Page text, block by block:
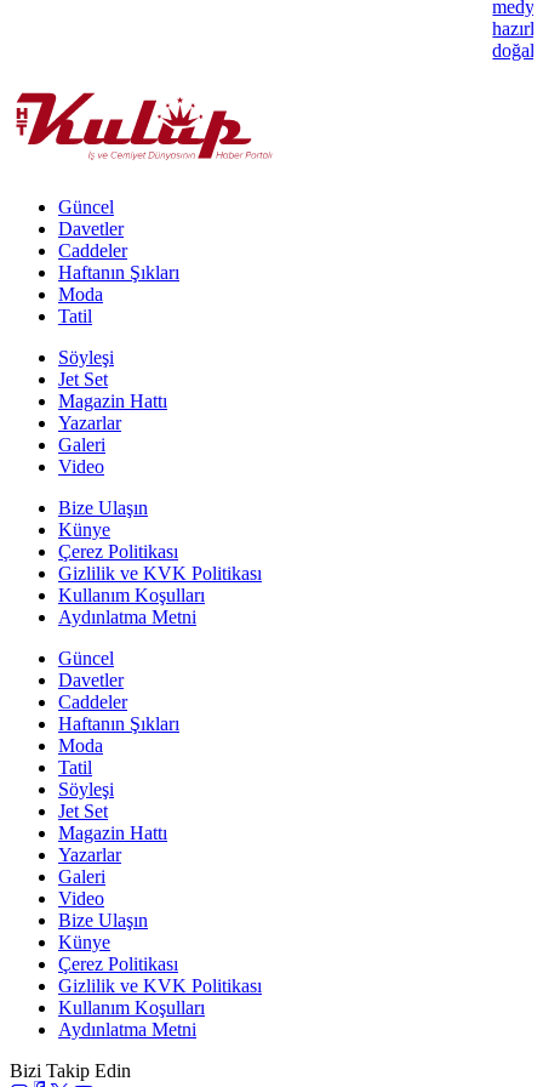
doğal
Güncel
Davetler
Caddeler
Haftanın Şıkları
Moda
Tatil
Söyleşi
Jet Set
Magazin Hattı
Yazarlar
Galeri
Video
Bize Ulaşın
Künye
Çerez Politikası
Gizlilik ve KVK Politikası
Kullanım Koşulları
Aydınlatma Metni
Güncel
Davetler
Caddeler
Haftanın Şıkları
Moda
Tatil
Söyleşi
Jet Set
Magazin Hattı
Yazarlar
Galeri
Video
Bize Ulaşın
Künye
Çerez Politikası
Gizlilik ve KVK Politikası
Kullanım Koşulları
Aydınlatma Metni
Bizi Takip Edin